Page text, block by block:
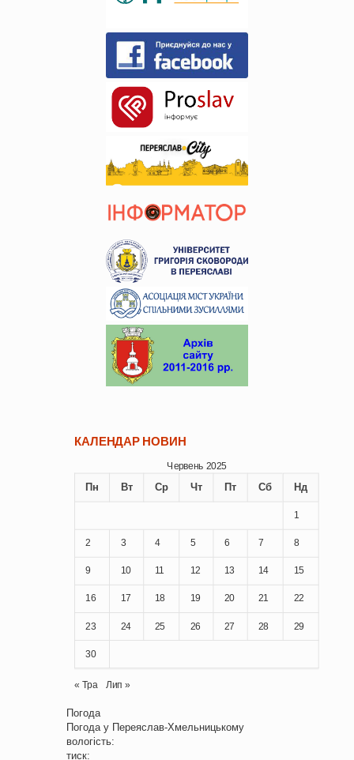
КАЛЕНДАР НОВИН
Червень 2025
Пн Вт Ср Чт Пт Сб Нд
1
2 3 4 5 6 7 8
9 10 11 12 13 14 15
16 17 18 19 20 21 22
23 24 25 26 27 28 29
30
« Тра Лип »
Погода
Погода у Переяслав-Хмельницькому
вологість:
тиск: